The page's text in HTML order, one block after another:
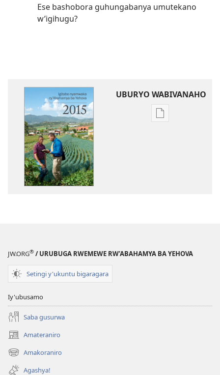
Ese bashobora guhungabanya umutekano
w’igihugu?
UBURYO WABIVANAHO
Uko
JW.ORG® / URUBUGA RWEMEWE RW’ABAHAMYA BA YEHOVA
Setingi y'ukuntu bigaragara
Iy'ubusamo
Saba gusurwa
Amateraniro
(ifungukire
ahandi)Amakoraniro
(ifungukire
ahandi)Agashya!